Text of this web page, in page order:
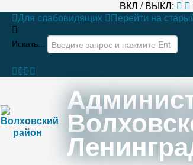
ВКЛ / ВЫКЛ:
Для слабовидящих
Перейти на
Искать...